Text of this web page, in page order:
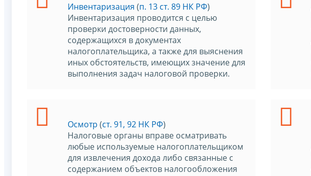
Инвентаризация (п. 13 ст. 89 НК РФ)
Инвентаризация проводится с целью
проверки достоверности данных,
содержащихся в документах
налогоплательщика, а также для выяснения
иных обстоятельств, имеющих значение для
выполнения задач налоговой проверки.
Осмотр (ст. 91, 92 НК РФ)
Налоговые органы вправе осматривать
любые используемые налогоплательщиком
для извлечения дохода либо связанные с
содержанием объектов налогообложения